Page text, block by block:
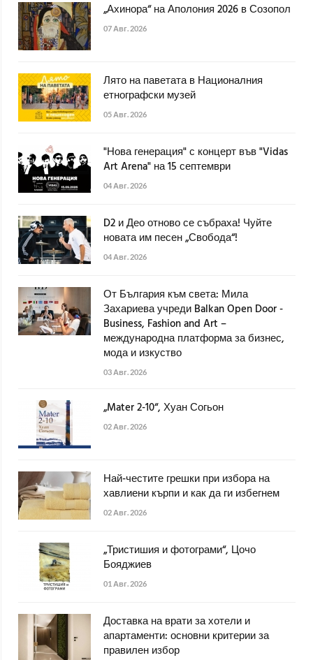
„Ахинора“ на Аполония 2026 в Созопол
07 Авг. 2026
Лято на паветата в Националния
етнографски музей
05 Авг. 2026
"Нова генерация" с концерт във "Vidas
Art Arena" на 15 септември
04 Авг. 2026
D2 и Део отново се събраха! Чуйте
новата им песен „Свобода“!
04 Авг. 2026
От България към света: Мила
Захариева учреди Balkan Open Door -
Business, Fashion and Art –
международна платформа за бизнес,
мода и изкуство
03 Авг. 2026
„Mater 2-10“, Хуан Согьон
02 Авг. 2026
Най-честите грешки при избора на
хавлиени кърпи и как да ги избегнем
02 Авг. 2026
„Тристишия и фотограми“, Цочо
Бояджиев
01 Авг. 2026
Доставка на врати за хотели и
апартаменти: основни критерии за
правилен избор